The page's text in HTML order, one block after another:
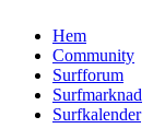
Hem
Community
Surfforum
Surfmarknad
Surfkalender